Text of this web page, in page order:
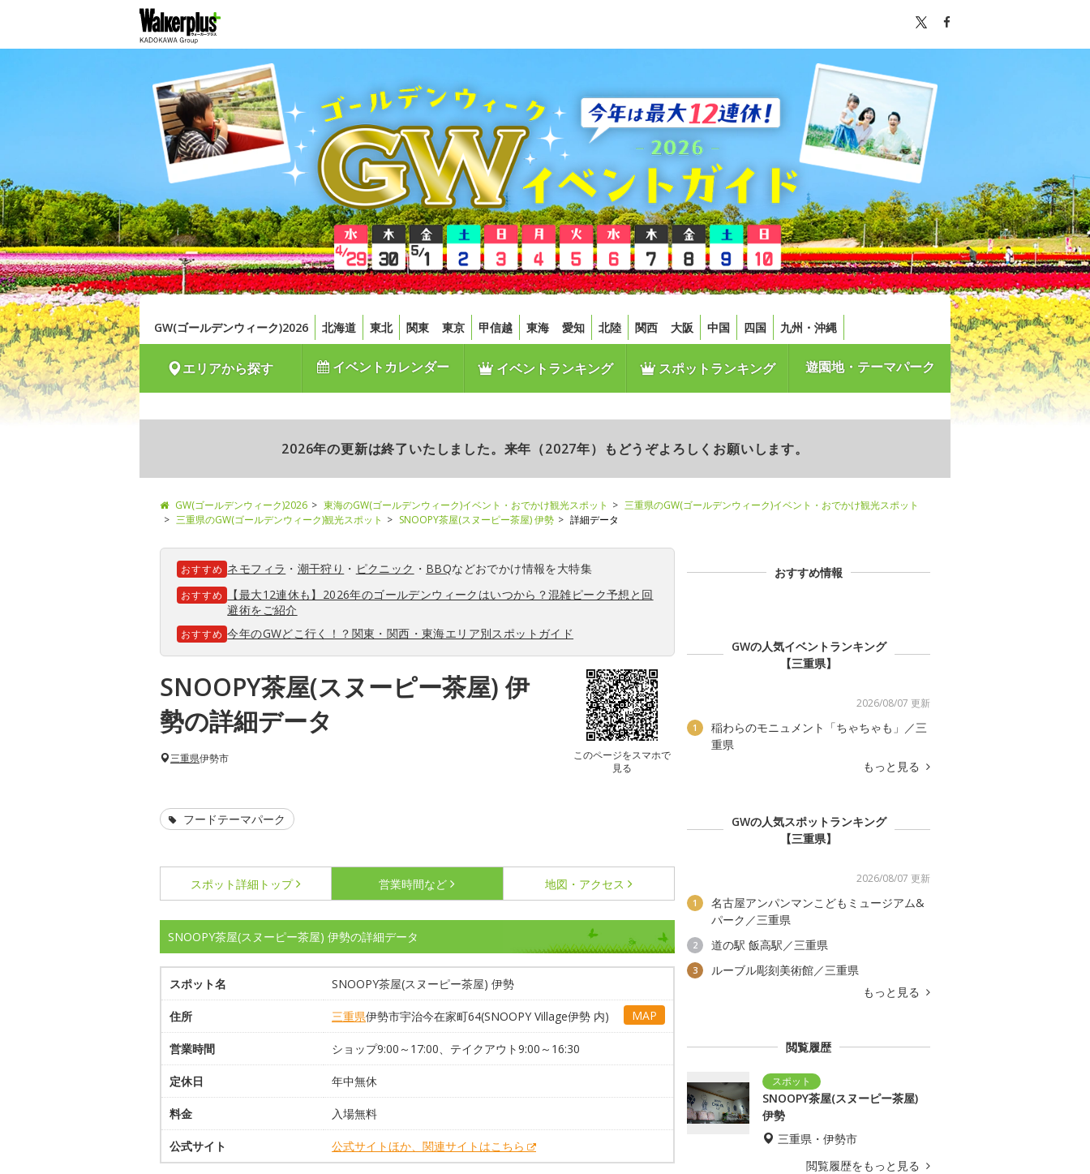
GW(ゴールデンウィーク)2026 北海道 東北 関東 東京 甲信越 東海 愛知 北陸 関西 大阪 中国 四国 九州・沖縄
エリアから探す イベントカレンダー イベントランキング スポットランキング 遊園地・テーマパーク
2026年の更新は終了いたしました。来年（2027年）もどうぞよろしくお願いします。
GW(ゴールデンウィーク)2026 東海のGW(ゴールデンウィーク)イベント・おでかけ観光スポット
三重県のGW(ゴールデンウィーク)イベント・おでかけ観光スポット
三重県のGW(ゴールデンウィーク)観光スポット
SNOOPY茶屋(スヌーピー茶屋) 伊勢 詳細データ
おすすめ ネモフィラ ・ 潮干狩り ・ ピクニック ・ BBQなどおでかけ情報を大特集
おすすめ
【最大12連休も】2026年のゴールデンウィークはいつから？混雑ピーク予想と回
避術をご紹介
おすすめ 今年のGWどこ行く！？関東・関西・東海エリア別スポットガイド
SNOOPY茶屋(スヌーピー茶屋) 伊
勢の詳細データ
このページをスマホで
見る
三重県伊勢市
フードテーマパーク
スポット詳細 トップ 営業時間など 地図・アクセス
SNOOPY茶屋(スヌーピー茶屋) 伊勢の詳細データ
スポット名 SNOOPY茶屋(スヌーピー茶屋) 伊勢
住所 三重県伊勢市宇治今在家町64(SNOOPY Village伊勢 内) MAP
営業時間 ショップ9:00～17:00、テイクアウト9:00～16:30
定休日 年中無休
料金 入場無料
公式サイト 公式サイトほか、関連サイトはこちら
おすすめ情報
GWの人気イベントランキング
【三重県】
2026/08/07 更新
1
稲わらのモニュメント「ちゃちゃも」／三
重県
もっと見る
GWの人気スポットランキング
【三重県】
2026/08/07 更新
1
名古屋アンパンマンこどもミュージアム&
パーク／三重県
2 道の駅 飯高駅／三重県
3
ルーブル彫刻美術館／三重県
もっと見る
閲覧履歴
SNOOPY茶屋(スヌーピー茶屋)
伊勢
三重県・伊勢市
閲覧履歴をもっと見る